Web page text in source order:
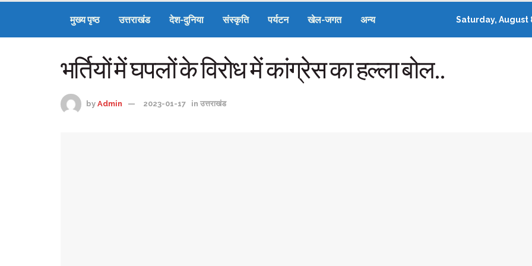
मुख्य पृष्ठ उत्तराखंड देश-दुनिया संस्कृति पर्यटन खेल-जगत अन्य Saturday, August
भर्तियों में घपलों के विरोध में कांग्रेस का हल्ला बोल..
by Admin 2023-01-17 in उत्तराखंड